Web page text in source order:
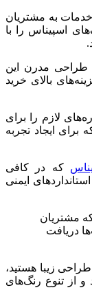
به مشتریان
اسپیناس را با
طراحی مدرن این
بالای خرید
لازم را برای
برای ایجاد تجربه
که در کافی
ایمنی
مشتریان
دریافت
طراحی زیبا هستید،
از تنوع رنگ‌های